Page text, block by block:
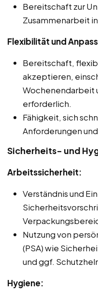
Bereitschaft zur
Zusammenarbeit
Flexibilität und
Bereitschaft,
akzeptieren,
Wochenendarbeit
erforderlich.
Fähigkeit, sich
Anforderungen
Sicherheits- und
Arbeitssicherheit:
Verständnis und
Nutzung von
(PSA) wie
und ggf.
Hygiene: